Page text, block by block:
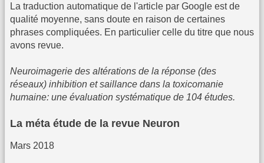
La traduction automatique de l'article par Google est de
qualité moyenne, sans doute en raison de certaines
phrases compliquées. En particulier celle du titre que nous
avons revue.
Neuroimagerie des altérations de la réponse (des
réseaux) inhibition et saillance dans la toxicomanie
humaine: une évaluation systématique de 104 études.
La méta étude de la revue Neuron
Mars 2018